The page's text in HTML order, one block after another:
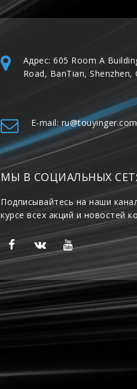
Адрес: 605 Room A
Road, BanTian,
E-mail: ru@touyinger.com
МЫ В СОЦИАЛЬНЫХ
Подписывайтесь на наши
курсе всех акций и новостей